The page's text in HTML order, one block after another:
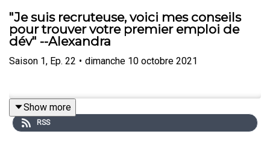
"Je suis recruteuse, voici mes conseils
pour trouver votre premier emploi de
dév" --Alexandra
Saison 1, Ep. 22 • dimanche 10 octobre 2021
Show more
RSS